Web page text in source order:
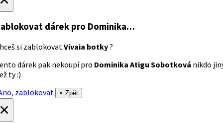
dárek pro Dominika…
si zablokovatVivaia botky?
dárek pak nekoupí pro Dominika Atigu Sobotková nikdo
ty :)
zablokovat
× Zpět